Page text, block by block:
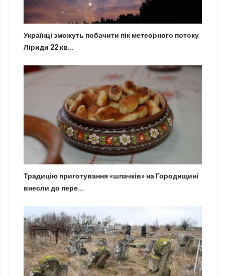
Українці зможуть побачити пік метеорного потоку
Ліриди 22 кв...
Традицію приготування «шпачків» на Городищині
внесли до пере...